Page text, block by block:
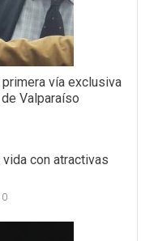
vía exclusiva
Valparaíso
con atractivas
0